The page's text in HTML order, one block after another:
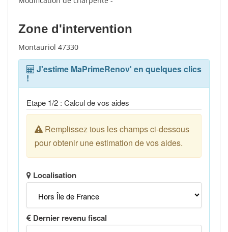
Zone d'intervention
Montauriol 47330